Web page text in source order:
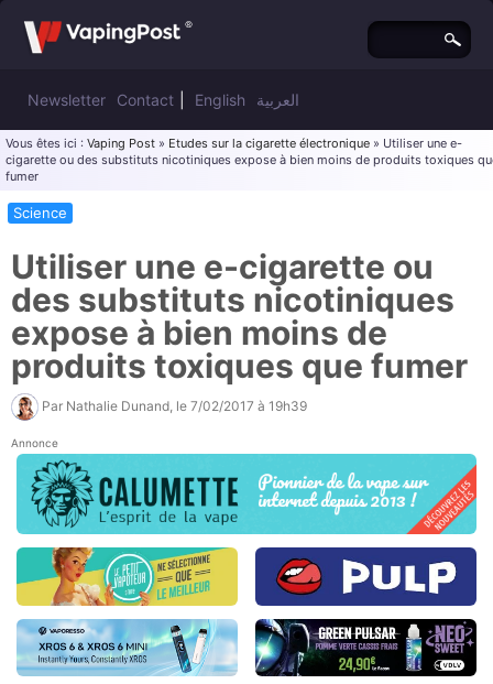
Newsletter Contact English العربية
Vous êtes ici : Vaping Post » Etudes sur la cigarette électronique » Utiliser une e-
cigarette ou des substituts nicotiniques expose à bien moins de produits toxiques
fumer
Science
Utiliser une e-cigarette ou
des substituts nicotiniques
expose à bien moins de
produits toxiques que fumer
Par Nathalie Dunand , le 7/02/2017 à 19h39
Annonce